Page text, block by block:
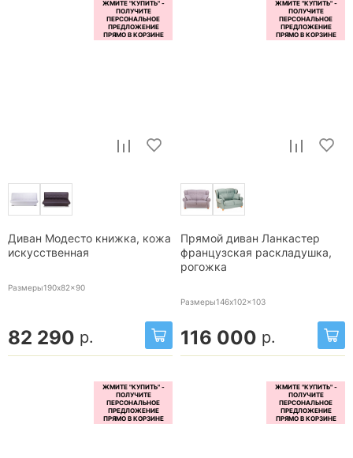
Диван Модесто книжка, кожа
искусственная
Размеры190x82x90
82 290 р.
Прямой диван Ланкастер
французская раскладушка,
рогожка
Размеры146x102x103
116 000 р.